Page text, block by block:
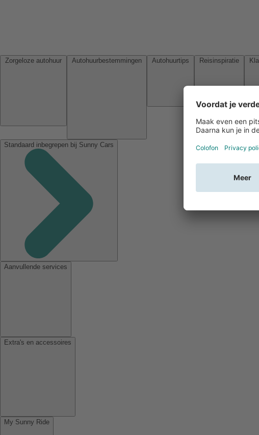
Standaard inbegrepen bij Sunny Cars
Aanvullende services
Extra's en accessoires
My Sunny Ride